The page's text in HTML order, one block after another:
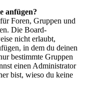
anfügen?
Foren, Gruppen und
Die Board-
nicht erlaubt,
in dem du deinen
bestimmte Gruppen
einen Administrator
bist, wieso du keine